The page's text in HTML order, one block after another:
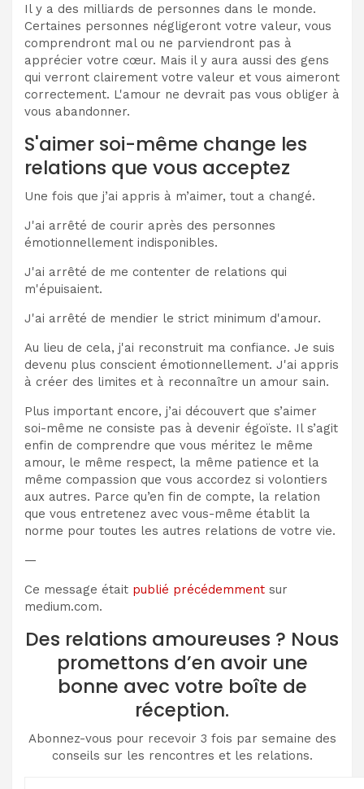
Il y a des milliards de personnes dans le monde.
Certaines personnes négligeront votre valeur, vous
comprendront mal ou ne parviendront pas à
apprécier votre cœur. Mais il y aura aussi des gens
qui verront clairement votre valeur et vous aimeront
correctement. L'amour ne devrait pas vous obliger à
vous abandonner.
S'aimer soi-même change les
relations que vous acceptez
Une fois que j’ai appris à m’aimer, tout a changé.
J'ai arrêté de courir après des personnes
émotionnellement indisponibles.
J'ai arrêté de me contenter de relations qui
m'épuisaient.
J'ai arrêté de mendier le strict minimum d'amour.
Au lieu de cela, j'ai reconstruit ma confiance. Je suis
devenu plus conscient émotionnellement. J'ai appris
à créer des limites et à reconnaître un amour sain.
Plus important encore, j’ai découvert que s’aimer
soi-même ne consiste pas à devenir égoïste. Il s’agit
enfin de comprendre que vous méritez le même
amour, le même respect, la même patience et la
même compassion que vous accordez si volontiers
aux autres. Parce qu’en fin de compte, la relation
que vous entretenez avec vous-même établit la
norme pour toutes les autres relations de votre vie.
—
Ce message était publié précédemment sur
medium.com.
Des relations amoureuses ? Nous
promettons d’en avoir une
bonne avec votre boîte de
réception.
Abonnez-vous pour recevoir 3 fois par semaine des
conseils sur les rencontres et les relations.